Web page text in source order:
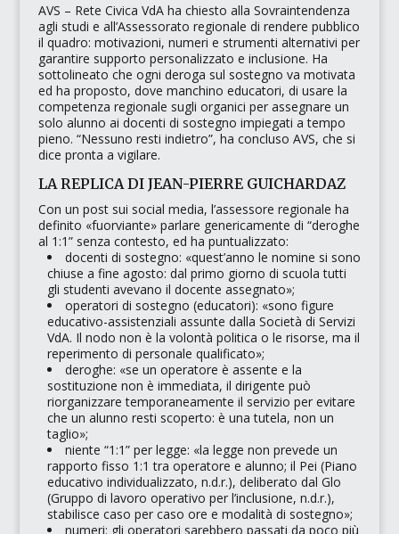
AVS – Rete Civica VdA ha chiesto alla Sovraintendenza
agli studi e all’Assessorato regionale di rendere pubblico
il quadro: motivazioni, numeri e strumenti alternativi per
garantire supporto personalizzato e inclusione. Ha
sottolineato che ogni deroga sul sostegno va motivata
ed ha proposto, dove manchino educatori, di usare la
competenza regionale sugli organici per assegnare un
solo alunno ai docenti di sostegno impiegati a tempo
pieno. “Nessuno resti indietro”, ha concluso AVS, che si
dice pronta a vigilare.
LA REPLICA DI JEAN-PIERRE GUICHARDAZ
Con un post sui social media, l’assessore regionale ha
definito «fuorviante»parlare genericamente di “deroghe
al 1:1”senza contesto, ed ha puntualizzato:
docenti di sostegno: «quest’anno le nomine si sono
chiuse a fine agosto: dal primo giorno di scuola tutti
gli studenti avevano il docente assegnato»;
operatori di sostegno (educatori): «sono figure
educativo-assistenziali assunte dalla Società di Servizi
VdA. Il nodo non è la volontà politica o le risorse, ma il
reperimento di personale qualificato»;
deroghe: «se un operatore è assente e la
sostituzione non è immediata, il dirigente può
riorganizzare temporaneamente il servizio per evitare
che un alunno resti scoperto: è una tutela, non un
taglio»;
niente “1:1” per legge: «la legge non prevede un
rapporto fisso 1:1 tra operatore e alunno; il Pei (Piano
educativo individualizzato, n.d.r.), deliberato dal Glo
(Gruppo di lavoro operativo per l’inclusione, n.d.r.),
stabilisce caso per caso ore e modalità di sostegno»;
numeri: gli operatori sarebbero passati da poco più